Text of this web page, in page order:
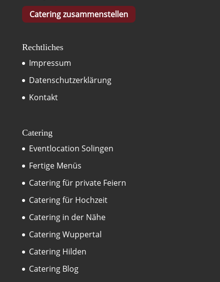
Catering zusammenstellen
Rechtliches
Impressum
Datenschutzerklärung
Kontakt
Catering
Eventlocation Solingen
Fertige Menüs
Catering für private Feiern
Catering für Hochzeit
Catering in der Nähe
Catering Wuppertal
Catering Hilden
Catering Blog